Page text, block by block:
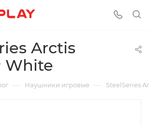
Arctis
White
— Наушники игровые — SteelSeries